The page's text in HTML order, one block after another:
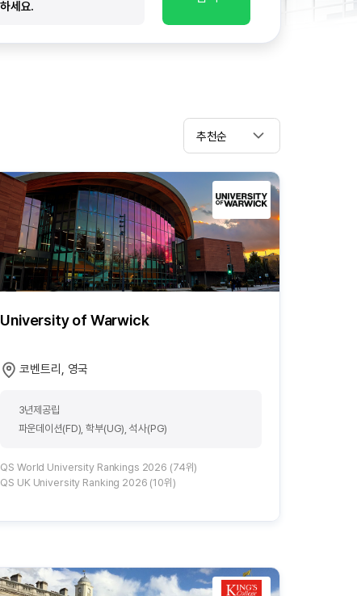
추천순
University of Warwick
코벤트리, 영국
3년제공립
파운데이션(FD), 학부(UG), 석사(PG)
QS World University Rankings 2026 (74위)
QS UK University Ranking 2026 (10위)